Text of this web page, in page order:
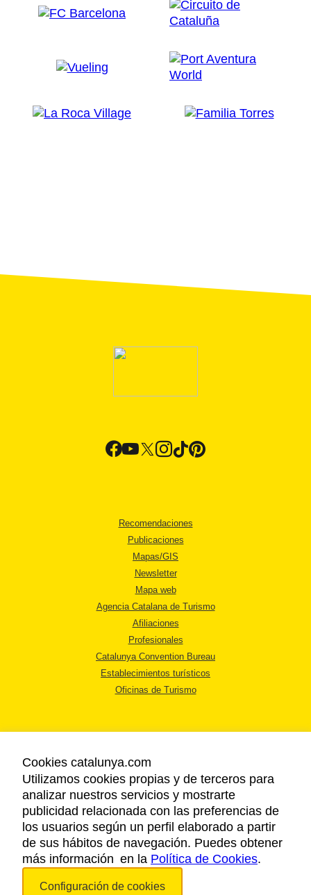
Recomendaciones
Publicaciones
Mapas/GIS
Newsletter
Mapa web
Agencia Catalana de Turismo
Afiliaciones
Profesionales
Catalunya Convention Bureau
Establecimientos turísticos
Oficinas de Turismo
AVISO LEGAL
POLÍTICA DE PRIVACIDAD
COOKIES
ACCESSIBILIDAD
Copyright © 2026. Agencia Catalana de Turismo. Todos los derechos
Cookies catalunya.com
Utilizamos cookies propias y de terceros para
analizar nuestros servicios y mostrarte
publicidad relacionada con las preferencias de
los usuarios según un perfil elaborado a partir
de sus hábitos de navegación. Puedes obtener
más información en la Política de Cookies.
Configuración de cookies